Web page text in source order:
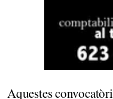
Aquestes